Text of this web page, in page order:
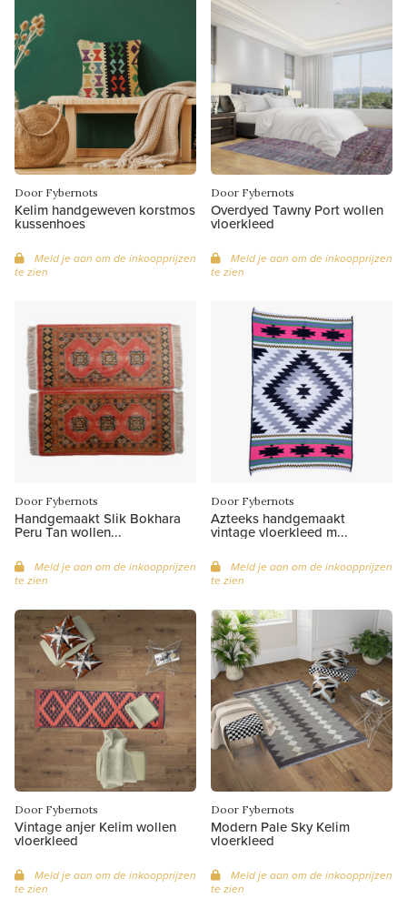
Door Fybernots
Kelim handgeweven korstmos
kussenhoes
Meld je aan om de inkoopprijzen
te zien
Door Fybernots
Overdyed Tawny Port wollen
vloerkleed
Meld je aan om de inkoopprijzen
te zien
Door Fybernots
Handgemaakt Slik Bokhara
Peru Tan wollen...
Meld je aan om de inkoopprijzen
te zien
Door Fybernots
Azteeks handgemaakt
vintage vloerkleed m...
Meld je aan om de inkoopprijzen
te zien
Door Fybernots
Vintage anjer Kelim wollen
vloerkleed
Meld je aan om de inkoopprijzen
te zien
Door Fybernots
Modern Pale Sky Kelim
vloerkleed
Meld je aan om de inkoopprijzen
te zien